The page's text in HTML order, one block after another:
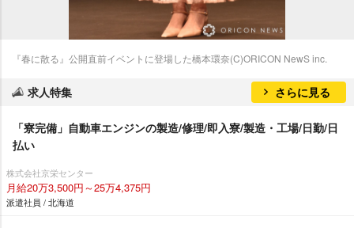
『春に散る』公開直前イベントに登場した橋本環奈(C)ORICON NewS inc.
求人特集 さらに見る
「寮完備」自動車エンジンの製造/修理/即入寮/製造・工場/日勤/日
払い
株式会社京栄センター
月給20万3,500円～25万4,375円
派遣社員 / 北海道